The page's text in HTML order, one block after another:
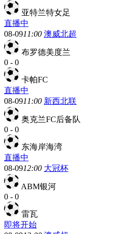
亚特兰特女足
直播中
08-0911:00 澳威北超
布罗德美度兰
0 - 0
卡帕FC
直播中
08-0911:00 新西北联
奥克兰FC后备队
0 - 0
东海岸海湾
直播中
08-0912:00 大冠杯
ABM银河
0 - 0
雷瓦
即将开始